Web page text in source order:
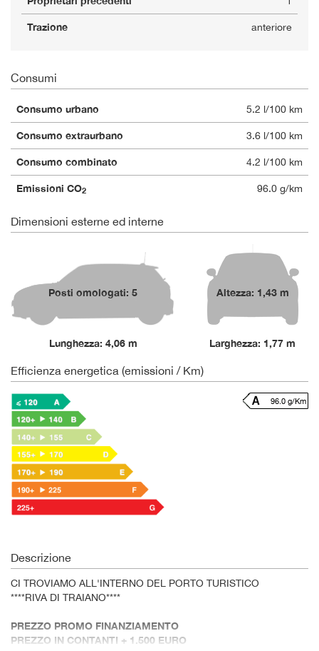
Trazione anteriore
Consumi
Consumo urbano 5.2 l/100 km
Consumo extraurbano 3.6 l/100 km
Consumo combinato 4.2 l/100 km
Emissioni CO2 96.0 g/km
Dimensioni esterne ed interne
Posti omologati: 5
Lunghezza: 4,06 m
Altezza: 1,43 m
Larghezza: 1,77 m
Efficienza energetica (emissioni / Km)
96.0 g/Km
Descrizione
CI TROVIAMO ALL'INTERNO DEL PORTO TURISTICO
****RIVA DI TRAIANO****
PREZZO PROMO FINANZIAMENTO
PREZZO IN CONTANTI + 1.500 EURO